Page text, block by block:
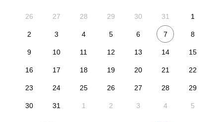
26 27 28 29 30 31 1
2 3 4 5 6 7 8
9 10 11 12 13 14 15
16 17 18 19 20 21 22
23 24 25 26 27 28 29
30 31 1 2 3 4 5